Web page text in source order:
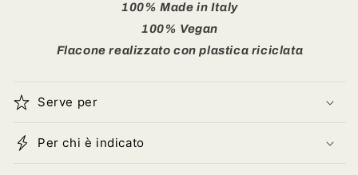
100% Made in Italy
100% Vegan
Flacone realizzato con plastica riciclata
Serve per
Per chi è indicato